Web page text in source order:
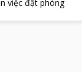
việc đặt phòng